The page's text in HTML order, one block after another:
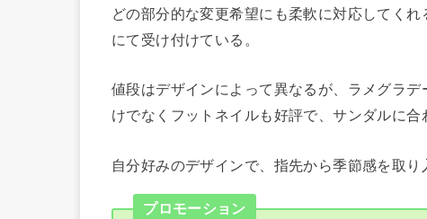
どの部分的な変更希望にも柔軟に対応してく
にて受け付けている。
値段はデザインによって異なるが、ラメグラ
けでなくフットネイルも好評で、サンダルに合
自分好みのデザインで、指先から季節感を取り
プロモーション